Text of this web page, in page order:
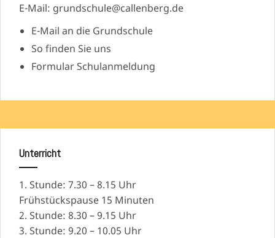
E-Mail: grundschule@callenberg.de
E-Mail an die Grundschule
So finden Sie uns
Formular Schulanmeldung
Unterricht
1. Stunde: 7.30 – 8.15 Uhr
Frühstückspause 15 Minuten
2. Stunde: 8.30 – 9.15 Uhr
3. Stunde: 9.20 – 10.05 Uhr